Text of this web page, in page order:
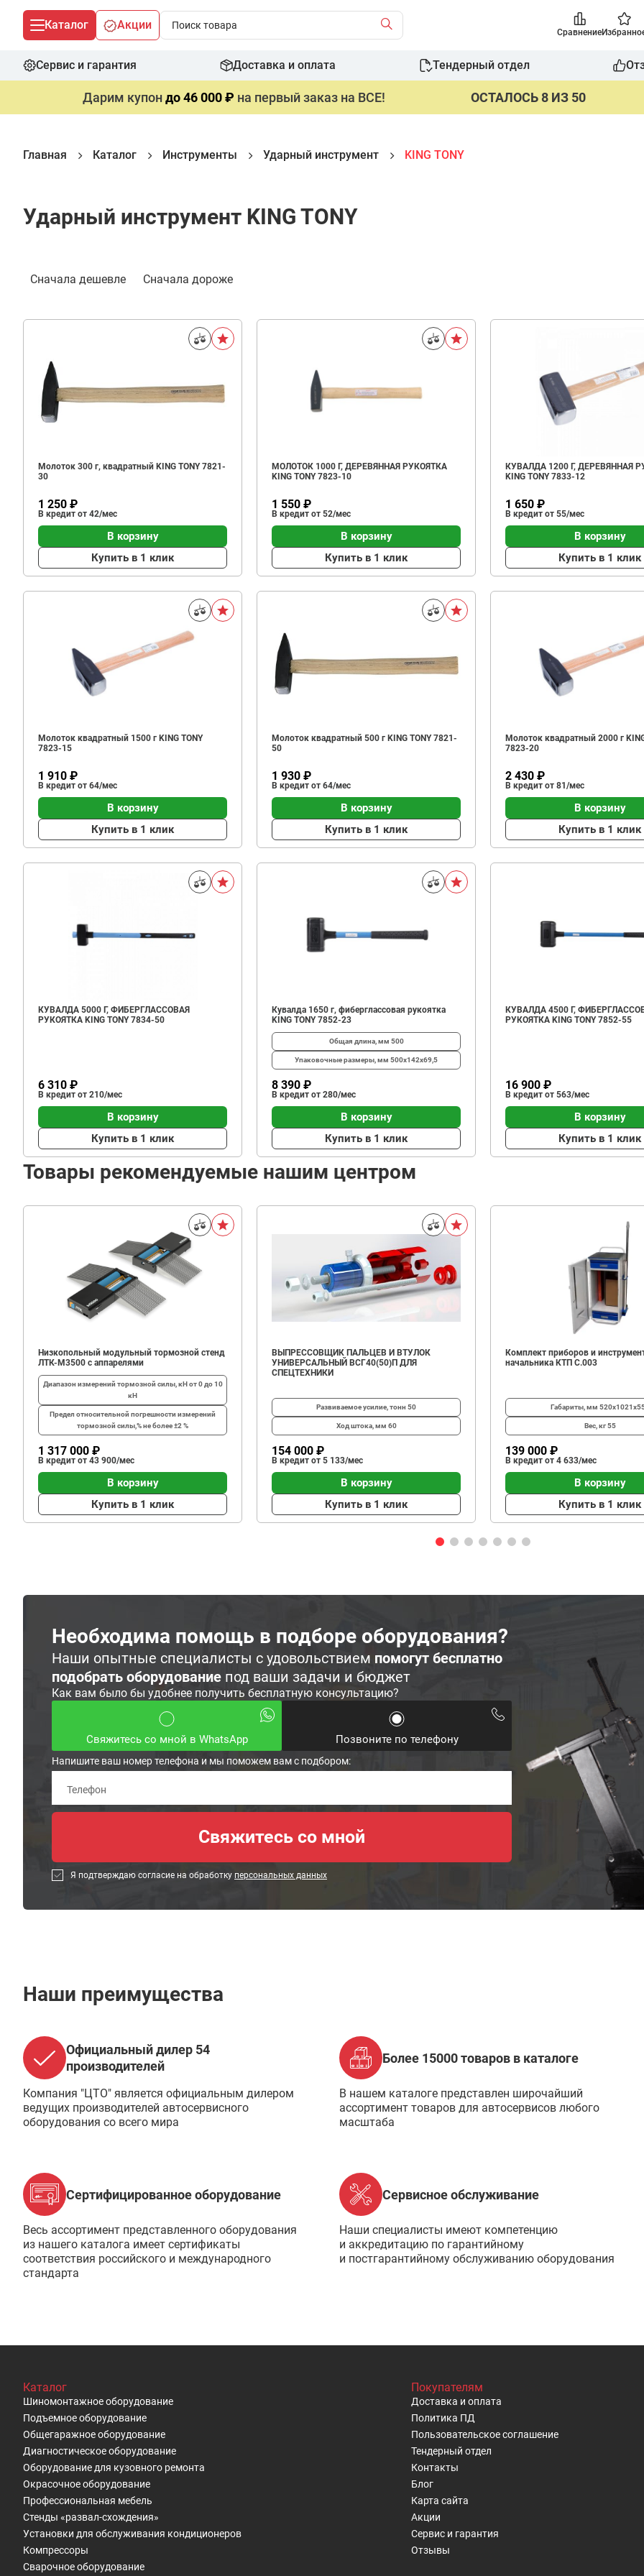
Каталог Акции
Сравнение
Сервис и гарантия Доставка и оплата Тендерный отдел
Дарим купондо 46 000 ₽ на первый заказ на ВСЕ! ОСТАЛОСЬ 8 ИЗ 50
Главная Каталог Инструменты Ударный инструмент KING TONY
Ударный инструмент KING TONY
Сначала дешевле Сначала дороже
Фильтр
Молоток 300 г, квадратный KING TONY 7821-
30
1 250 ₽
В кредит от 42/мес
В корзину
Купить в 1 клик
МОЛОТОК 1000 Г, ДЕРЕВЯННАЯ РУКОЯТКА
KING TONY 7823-10
1 550 ₽
В кредит от 52/мес
В корзину
Купить в 1 клик
КУВАЛДА 1200 Г, ДЕРЕВЯННАЯ
KING TONY 7833-12
1 650 ₽
В кредит от 55/мес
В корзину
Купить в 1 клик
Молоток квадратный 1500 г KING TONY
7823-15
1 910 ₽
В кредит от 64/мес
В корзину
Купить в 1 клик
Молоток квадратный 500 г KING TONY 7821-
50
1 930 ₽
В кредит от 64/мес
В корзину
Купить в 1 клик
Молоток квадратный 2000 г
7823-20
2 430 ₽
В кредит от 81/мес
В корзину
Купить в 1 клик
КУВАЛДА 5000 Г, ФИБЕРГЛАССОВАЯ
РУКОЯТКА KING TONY 7834-50
6 310 ₽
В кредит от 210/мес
В корзину
Купить в 1 клик
Кувалда 1650 г, фиберглассовая рукоятка
KING TONY 7852-23
Общая длина, мм 500
Упаковочные размеры, мм 500x142x69,5
8 390 ₽
В кредит от 280/мес
В корзину
Купить в 1 клик
КУВАЛДА 4500 Г,
РУКОЯТКА KING TONY 7852-55
16 900 ₽
В кредит от 563/мес
В корзину
Купить в 1 клик
Товары рекомендуемые нашим центром
Низкопольный модульный тормозной стенд
ЛТК-М3500 с аппарелями
Диапазон измерений тормозной силы, кНот 0 до 10
кН
Предел относительной погрешности измерений
тормозной силы,%не более ±2 %
1 317 000 ₽
В кредит от 43 900/мес
В корзину
Купить в 1 клик
ВЫПРЕССОВЩИК ПАЛЬЦЕВ И ВТУЛОК
УНИВЕРСАЛЬНЫЙ ВСГ40(50)П ДЛЯ
СПЕЦТЕХНИКИ
Развиваемое усилие, тонн 50
Ход штока, мм 60
154 000 ₽
В кредит от 5 133/мес
В корзину
Купить в 1 клик
Комплект приборов и
начальника КТП C.003
Габариты, мм
Вес, кг55
139 000 ₽
В кредит от 4 633/мес
В корзину
Купить в 1 клик
Необходима помощь в подборе оборудования?
Наши опытные специалисты с удовольствием помогут бесплатно
подобрать оборудование под ваши задачи и бюджет
Как вам было бы удобнее получить бесплатную консультацию?
Свяжитесь со мной в WhatsApp Позвоните по телефону
Напишите ваш номер телефона и мы поможем вам с подбором:
Я подтверждаю согласие на обработку персональных данных
Наши преимущества
Официальный дилер 54
производителей
Компания "ЦТО" является официальным дилером
ведущих производителей автосервисного
оборудования со всего мира
Более 15000 товаров в каталоге
В нашем каталоге представлен широчайший
ассортимент товаров для автосервисов любого
масштаба
Сертифицированное оборудование
Весь ассортимент представленного оборудования
из нашего каталога имеет сертификаты
соответствия российского и международного
стандарта
Сервисное обслуживание
Наши специалисты имеют компетенцию
и аккредитацию по гарантийному
и постгарантийному обслуживанию оборудования
Каталог
Шиномонтажное оборудование
Подъемное оборудование
Общегаражное оборудование
Диагностическое оборудование
Оборудование для кузовного ремонта
Окрасочное оборудование
Профессиональная мебель
Стенды «развал-схождения»
Установки для обслуживания кондиционеров
Компрессоры
Сварочное оборудование
Покупателям
Доставка и оплата
Политика ПД
Пользовательское cоглашение
Тендерный отдел
Контакты
Блог
Карта сайта
Акции
Сервис и гарантия
Отзывы